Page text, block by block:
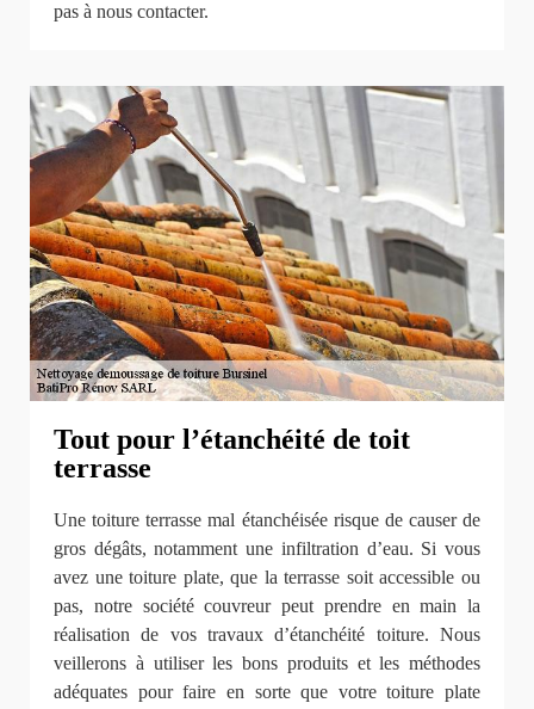
pas à nous contacter.
Tout pour l’étanchéité de toit
terrasse
Une toiture terrasse mal étanchéisée risque de causer de
gros dégâts, notamment une infiltration d’eau. Si vous
avez une toiture plate, que la terrasse soit accessible ou
pas, notre société couvreur peut prendre en main la
réalisation de vos travaux d’étanchéité toiture. Nous
veillerons à utiliser les bons produits et les méthodes
adéquates pour faire en sorte que votre toiture plate